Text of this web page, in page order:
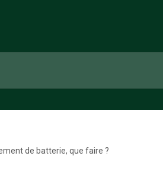
de batterie, que faire ?